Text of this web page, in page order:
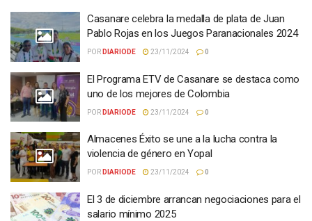
Casanare celebra la medalla de plata de Juan
Pablo Rojas en los Juegos Paranacionales 2024
POR DIARIODE 23/11/2024 0
El Programa ETV de Casanare se destaca como
uno de los mejores de Colombia
POR DIARIODE 23/11/2024 0
Almacenes Éxito se une a la lucha contra la
violencia de género en Yopal
POR DIARIODE 23/11/2024 0
El 3 de diciembre arrancan negociaciones para el
salario mínimo 2025